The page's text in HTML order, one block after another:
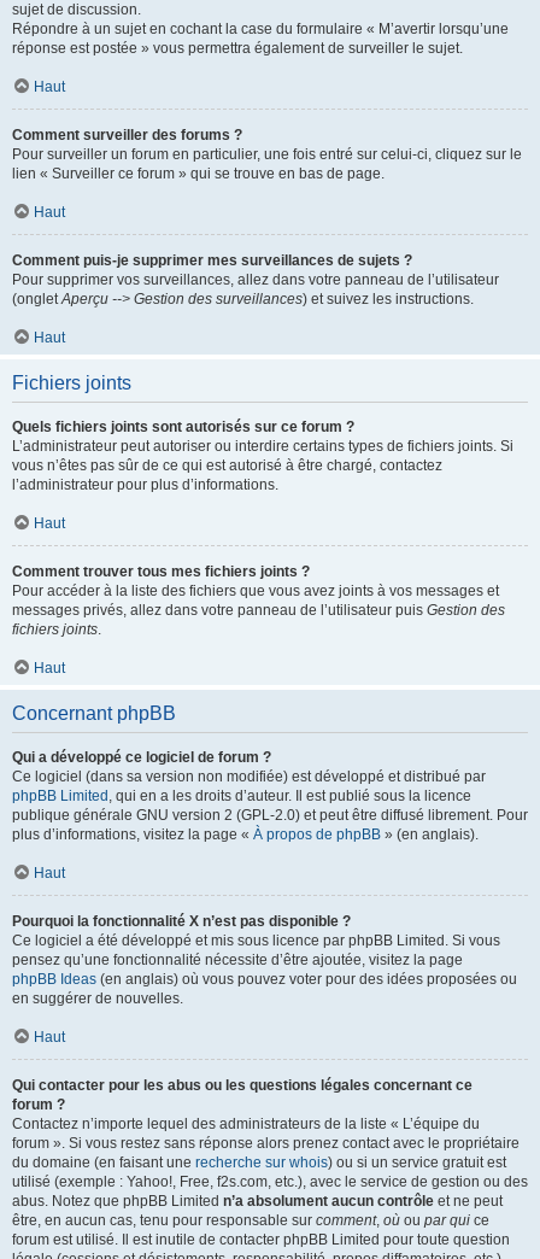
sujet de discussion.
Répondre à un sujet en cochant la case du formulaire « M’avertir lorsqu’une
réponse est postée » vous permettra également de surveiller le sujet.
Haut
Comment surveiller des forums ?
Pour surveiller un forum en particulier, une fois entré sur celui-ci, cliquez sur le
lien « Surveiller ce forum » qui se trouve en bas de page.
Haut
Comment puis-je supprimer mes surveillances de sujets ?
Pour supprimer vos surveillances, allez dans votre panneau de l’utilisateur
(ongletAperçu --> Gestion des surveillances) et suivez les instructions.
Haut
Fichiers joints
Quels fichiers joints sont autorisés sur ce forum ?
L’administrateur peut autoriser ou interdire certains types de fichiers joints. Si
vous n’êtes pas sûr de ce qui est autorisé à être chargé, contactez
l’administrateur pour plus d’informations.
Haut
Comment trouver tous mes fichiers joints ?
Pour accéder à la liste des fichiers que vous avez joints à vos messages et
messages privés, allez dans votre panneau de l’utilisateur puis Gestion des
fichiers joints.
Haut
Concernant phpBB
Qui a développé ce logiciel de forum ?
Ce logiciel (dans sa version non modifiée) est développé et distribué par
phpBB Limited , qui en a les droits d’auteur. Il est publié sous la licence
publique générale GNU version 2 (GPL-2.0) et peut être diffusé librement. Pour
plus d’informations, visitez la page « À propos de phpBB » (en anglais).
Haut
Pourquoi la fonctionnalité X n’est pas disponible ?
Ce logiciel a été développé et mis sous licence par phpBB Limited. Si vous
pensez qu’une fonctionnalité nécessite d’être ajoutée, visitez la page
phpBB Ideas (en anglais) où vous pouvez voter pour des idées proposées ou
en suggérer de nouvelles.
Haut
Qui contacter pour les abus ou les questions légales concernant ce
forum ?
Contactez n’importe lequel des administrateurs de la liste « L’équipe du
forum ». Si vous restez sans réponse alors prenez contact avec le propriétaire
du domaine (en faisant une recherche sur whois) ou si un service gratuit est
utilisé (exemple : Yahoo!, Free, f2s.com, etc.), avec le service de gestion ou des
abus. Notez que phpBB Limited n’a absolument aucun contrôle et ne peut
être, en aucun cas, tenu pour responsable sur comment, où ou par qui ce
forum est utilisé. Il est inutile de contacter phpBB Limited pour toute question